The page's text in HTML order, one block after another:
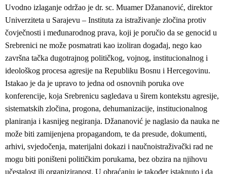
Uvodno izlaganje održao je dr. sc. Muamer Džananović, direktor
Univerziteta u Sarajevu – Instituta za istraživanje zločina protiv
čovječnosti i međunarodnog prava, koji je poručio da se genocid u
Srebrenici ne može posmatrati kao izoliran događaj, nego kao
završna tačka dugotrajnog političkog, vojnog, institucionalnog i
ideološkog procesa agresije na Republiku Bosnu i Hercegovinu.
Istakao je da je upravo to jedna od osnovnih poruka ove
konferencije, koja Srebrenicu sagledava u širem kontekstu agresije,
sistematskih zločina, progona, dehumanizacije, institucionalnog
planiranja i kasnijeg negiranja. Džananović je naglasio da nauka ne
može biti zamijenjena propagandom, te da presude, dokumenti,
arhivi, svjedočenja, materijalni dokazi i naučnoistraživački rad ne
mogu biti poništeni političkim porukama, bez obzira na njihovu
učestalost ili organiziranost. U obraćanju je također istaknuto i da